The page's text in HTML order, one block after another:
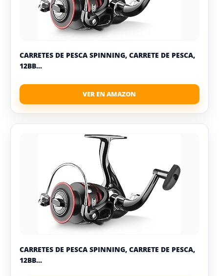
CARRETES DE PESCA SPINNING, CARRETE DE PESCA,
12BB...
CARRETES DE PESCA SPINNING, CARRETE DE PESCA,
12BB...